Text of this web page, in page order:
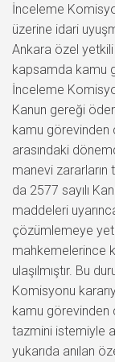
İnceleme
üzerine idari
Ankara özel
kapsamda kamu
İnceleme
Kanun gereği
kamu görevinden
arasındaki
manevi zararların
da 2577 sayılı
maddeleri
çözümlemeye
mahkemelerince
ulaşılmıştır. Bu
Komisyonu
kamu görevinden
tazmini istemiyle
yukarıda anılan